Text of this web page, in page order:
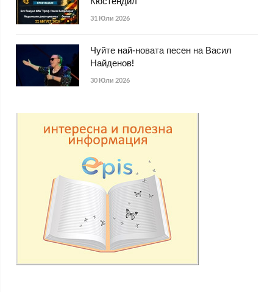
31 Юли 2026
Чуйте най-новата песен на Васил
Найденов!
30 Юли 2026